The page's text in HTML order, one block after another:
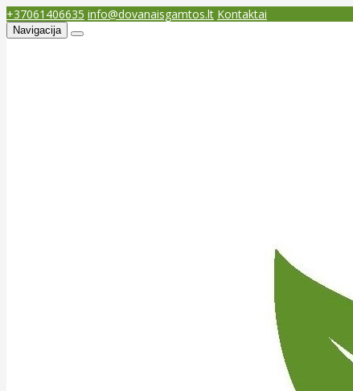
+37061406635 info@dovanaisgamtos.lt Kontaktai
Navigacija